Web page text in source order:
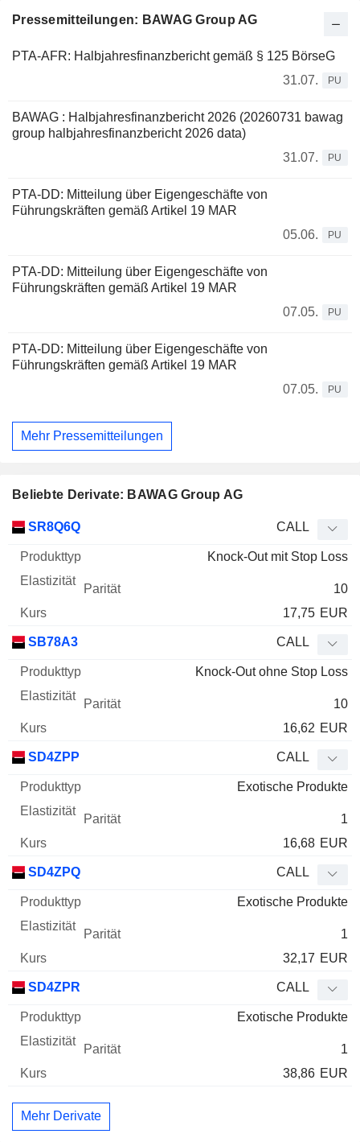
Pressemitteilungen: BAWAG Group AG
PTA-AFR: Halbjahresfinanzbericht gemäß § 125 BörseG
31.07.
PU
BAWAG : Halbjahresfinanzbericht 2026 (20260731 bawag
group halbjahresfinanzbericht 2026 data)
31.07.
PU
PTA-DD: Mitteilung über Eigengeschäfte von
Führungskräften gemäß Artikel 19 MAR
05.06.
PU
PTA-DD: Mitteilung über Eigengeschäfte von
Führungskräften gemäß Artikel 19 MAR
07.05.
PU
PTA-DD: Mitteilung über Eigengeschäfte von
Führungskräften gemäß Artikel 19 MAR
07.05.
PU
Mehr Pressemitteilungen
Beliebte Derivate: BAWAG Group AG
WKN Typ Produkttyp Kurs
SR8Q6Q CALL
Knock-Out mit Stop Loss
10
17,75 EUR
SB78A3 CALL
Knock-Out ohne Stop Loss
10
16,62 EUR
SD4ZPP CALL
Exotische Produkte
1
16,68 EUR
SD4ZPQ CALL
Exotische Produkte
1
32,17 EUR
SD4ZPR CALL
Exotische Produkte
1
38,86 EUR
Mehr Derivate